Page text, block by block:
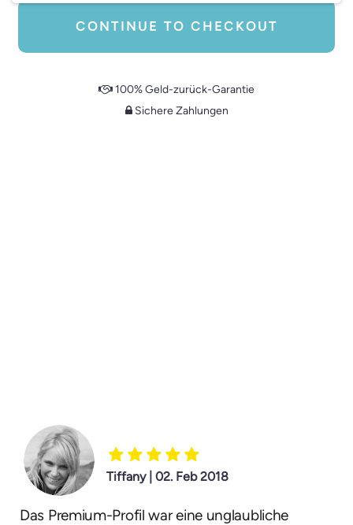
CONTINUE TO CHECKOUT
100% Geld-zurück-Garantie
Sichere Zahlungen
Tiffany | 02. Feb 2018
Das Premium-Profil war eine unglaubliche